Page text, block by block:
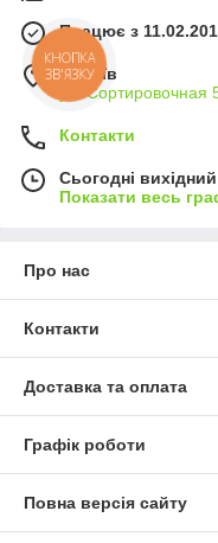
Працює з
м. Київ
ул. Сортировочная
Контакти
Сьогодні вихідний
Показати весь
Про нас
Контакти
Доставка та оплата
Графік роботи
Повна версія сайту
КНОПКА
ЗВ'ЯЗКУ